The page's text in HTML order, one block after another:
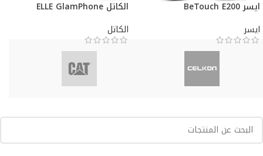
ايسر BeTouch E200
ايسر
الكاتل ELLE GlamPhone
الكاتل